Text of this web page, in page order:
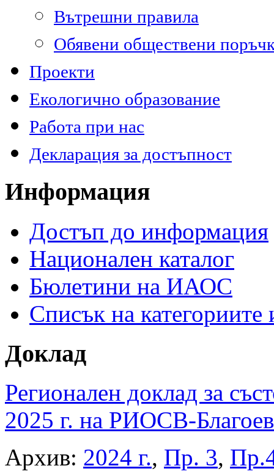
Вътрешни правила
Обявени обществени
Проекти
Екологично образование
Работа при нас
Декларация за достъпност
Информация
Достъп до информация
Национален каталог
Бюлетини на ИАОС
Списък на
Доклад
Регионален доклад за
2025 г. на РИОСВ-
Архив: 2024 г., Пр. 3,